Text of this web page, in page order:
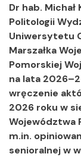
Dr hab.
Politologii
Uniwersytetu
Marszałka
Pomorskiej
na lata
wręczenie
2026 roku w
Województwa
m.in.
senioralnej w